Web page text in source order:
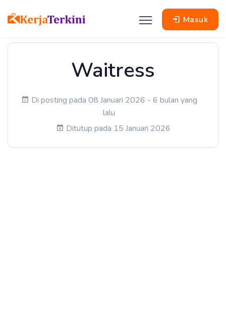
Masuk
Waitress
Di posting pada 08 Januari 2026 - 6 bulan yang
lalu
Ditutup pada 15 Januari 2026